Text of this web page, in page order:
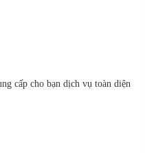
cấp cho bạn dịch vụ toàn diện